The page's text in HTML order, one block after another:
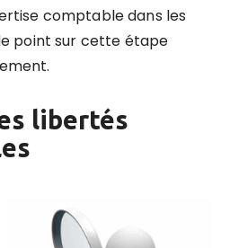
comptable dans les
point sur cette étape
libertés